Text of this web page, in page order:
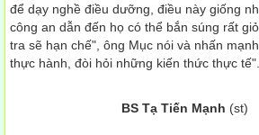
để dạy nghề điều dưỡng, điều này giống
công an dẫn đến họ có thể bắn súng rất
tra sẽ hạn chế", ông Mục nói và nhấn
thực hành, đòi hỏi những kiến thức thực tế".
BS Tạ Tiến Mạnh (st)